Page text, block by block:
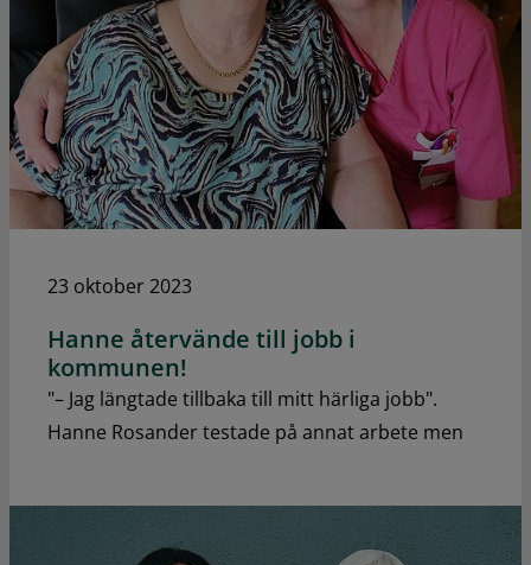
23 oktober 2023
Hanne återvände till jobb i
kommunen!
"– Jag längtade tillbaka till mitt härliga jobb".
Hanne Rosander testade på annat arbete men